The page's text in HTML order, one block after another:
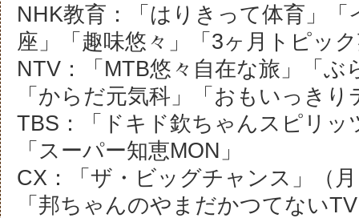
NHK教育：「はりきって体育」
座」「趣味悠々」「3ヶ月トピ
NTV：「MTB悠々自在な旅」「ぶ
「からだ元気科」「おもいっきり
TBS：「ドキド欽ちゃんスピリッ
「スーパー知恵MON」
CX：「ザ・ビッグチャンス」（
「邦ちゃんのやまだかつてない